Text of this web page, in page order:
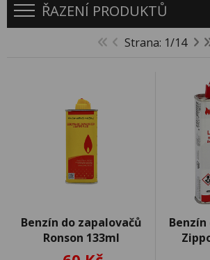
ŘAZENÍ PRODUKTŮ
Strana: 1/14
Benzín do zapalovačů
Ronson 133ml